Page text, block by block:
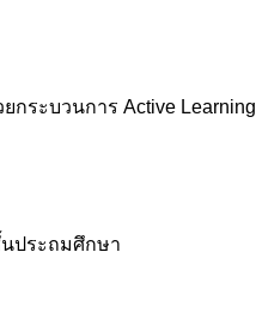
กระบวนการ Active Learning
ประถมศึกษา